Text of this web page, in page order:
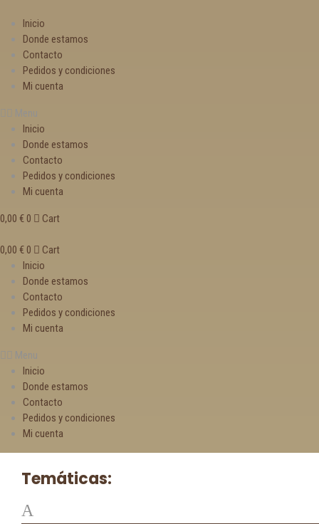
Inicio
Donde estamos
Contacto
Pedidos y condiciones
Mi cuenta
Menu
Inicio
Donde estamos
Contacto
Pedidos y condiciones
Mi cuenta
0,00 € 0 Cart
0,00 € 0
Cart
Inicio
Donde estamos
Contacto
Pedidos y condiciones
Mi cuenta
Menu
Inicio
Donde estamos
Contacto
Pedidos y condiciones
Mi cuenta
Temáticas:
A